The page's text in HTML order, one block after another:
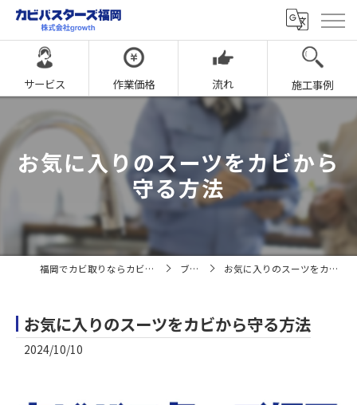
サービス 作業価格 流れ 施工事例
お気に入りのスーツをカビから
守る方法
福岡でカビ取りならカビバスターズ福岡 ブログ お気に入りのスーツをカビから守る方法
お気に入りのスーツをカビから守る方法
2024/10/10